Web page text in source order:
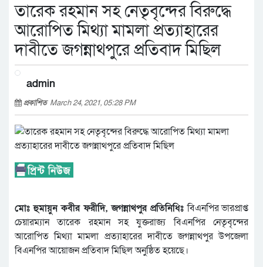
তারেক রহমান সহ নেতৃবৃন্দের বিরুদ্ধে
আরোপিত মিথ্যা মামলা প্রত্যাহারের
দাবীতে জগন্নাথপুরে প্রতিবাদ মিছিল
admin
প্রকাশিত March 24, 2021, 05:28 PM
মোঃ হুমায়ুন কবীর ফরীদি, জগন্নাথপুর প্রতিনিধিঃবিএনপির ভারপ্রাপ্ত
চেয়ারম্যান তারেক রহমান সহ যুক্তরাজ্য বিএনপির নেতৃবৃন্দের
আরোপিত মিথ্যা মামলা প্রত্যাহারের দাবীতে জগন্নাথপুর উপজেলা
বিএনপির আয়োজন প্রতিবাদ মিছিল অনুষ্ঠিত হয়েছে।